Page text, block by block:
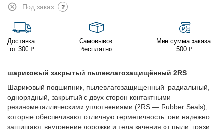
Под заказ ?
Доставка:
от 300 ₽
Самовывоз:
бесплатно
Мин.сумма заказа:
500 ₽
шариковый закрытый пылевлагозащищённый 2RS
Шариковый подшипник, пылевлагозащищенный, радиальный,
однорядный, закрытый с двух сторон контактными
резинометаллическими уплотнениями (2RS — Rubber Seals),
которые обеспечивают отличную герметичность: они надежно
защищают внутренние дорожки и тела качения от пыли, грязи,